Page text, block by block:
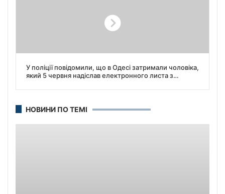
У поліції повідомили, що в Одесі затримали чоловіка,
який 5 червня надіслав електронного листа з
НОВИНИ ПО ТЕМІ